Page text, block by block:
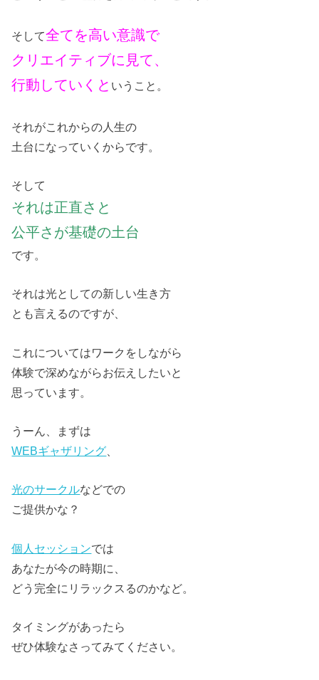
そして全てを高い意識で
クリエイティブに見て、
行動していくと いうこと。
それがこれからの人生の
土台になっていくからです。
そして
それは正直さと
公平さが基礎の土台
です。
それは光としての新しい生き方
とも言えるのですが、
これについてはワークをしながら
体験で深めながらお伝えしたいと
思っています。
うーん、まずは
WEBギャザリング
光のサークルなどでの
ご提供かな？
個人セッションでは
あなたが今の時期に、
どう完全にリラックスるのかなど。
タイミングがあったら
ぜひ体験なさってみてください。